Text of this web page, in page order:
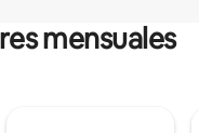
mensuales